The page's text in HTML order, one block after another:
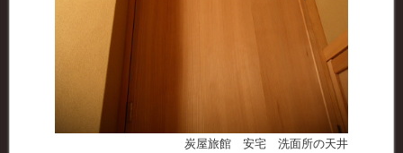
炭屋旅館 安宅 洗面所の天井